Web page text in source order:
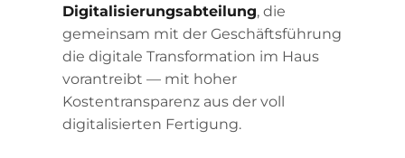
Digitalisierungsabteilung, die
gemeinsam mit der Geschäftsführung
die digitale Transformation im Haus
vorantreibt — mit hoher
Kostentransparenz aus der voll
digitalisierten Fertigung.